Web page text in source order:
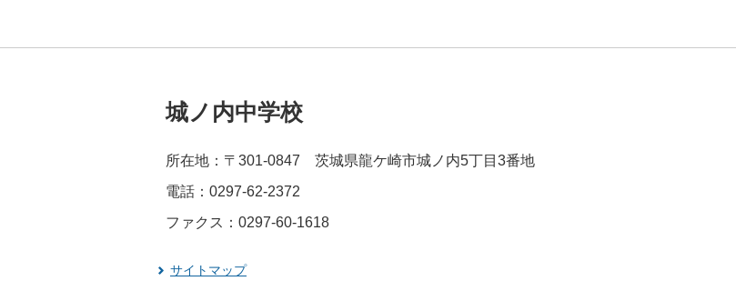
城ノ内中学校
所在地：〒301-0847 茨城県龍ケ崎市城ノ内5丁目3番地
電話：0297-62-2372
ファクス：0297-60-1618
サイトマップ